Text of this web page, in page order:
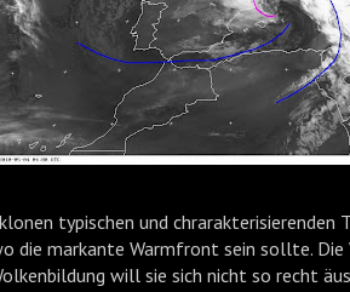
typischen und chrarakterisierenden
die markante Warmfront sein sollte.
will sie sich nicht so recht